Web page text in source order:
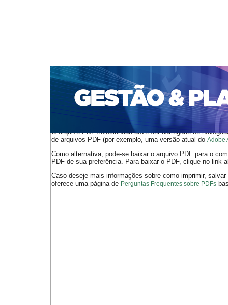
CAPA SOBRE ACESSO CADASTRO
PORTAL DE REVISTAS DA UNIFACS
SUBMISSÕES
PARA SUBMISSÃO DE ARTIGOS
TUTORIAL PARA
Capa Beuren
O arquivo PDF selecionado deve ser carregado no
de arquivos PDF (por exemplo, uma versão atual do Adobe
Como alternativa, pode-se baixar o arquivo PDF para o
PDF de sua preferência. Para baixar o PDF, clique no link
Caso deseje mais informações sobre como imprimir,
oferece uma página de Perguntas Frequentes sobre PDFs